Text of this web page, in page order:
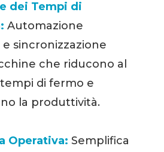
dei Tempi di
Automazione
e sincronizzazione
che riducono al
di fermo e
la produttività.
Operativa: Semplifica